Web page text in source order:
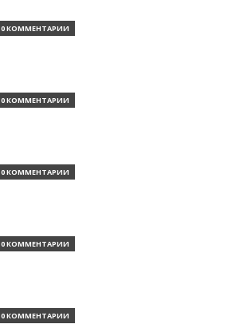
0 КОММЕНТАРИИ
0 КОММЕНТАРИИ
0 КОММЕНТАРИИ
0 КОММЕНТАРИИ
0 КОММЕНТАРИИ